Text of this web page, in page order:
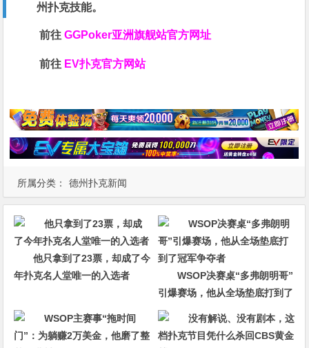
所属分类： 德州扑克新闻
州扑克技能。
前往GGPoker亚洲旗舰站官方网址
前往 EV扑克官方网站
他只拿到了23票，却成了今
年扑克名人堂唯一的入选者
WSOP决赛桌“多弗朗明哥”
引爆赛场，他从全场垫底打到了
冠军争夺者